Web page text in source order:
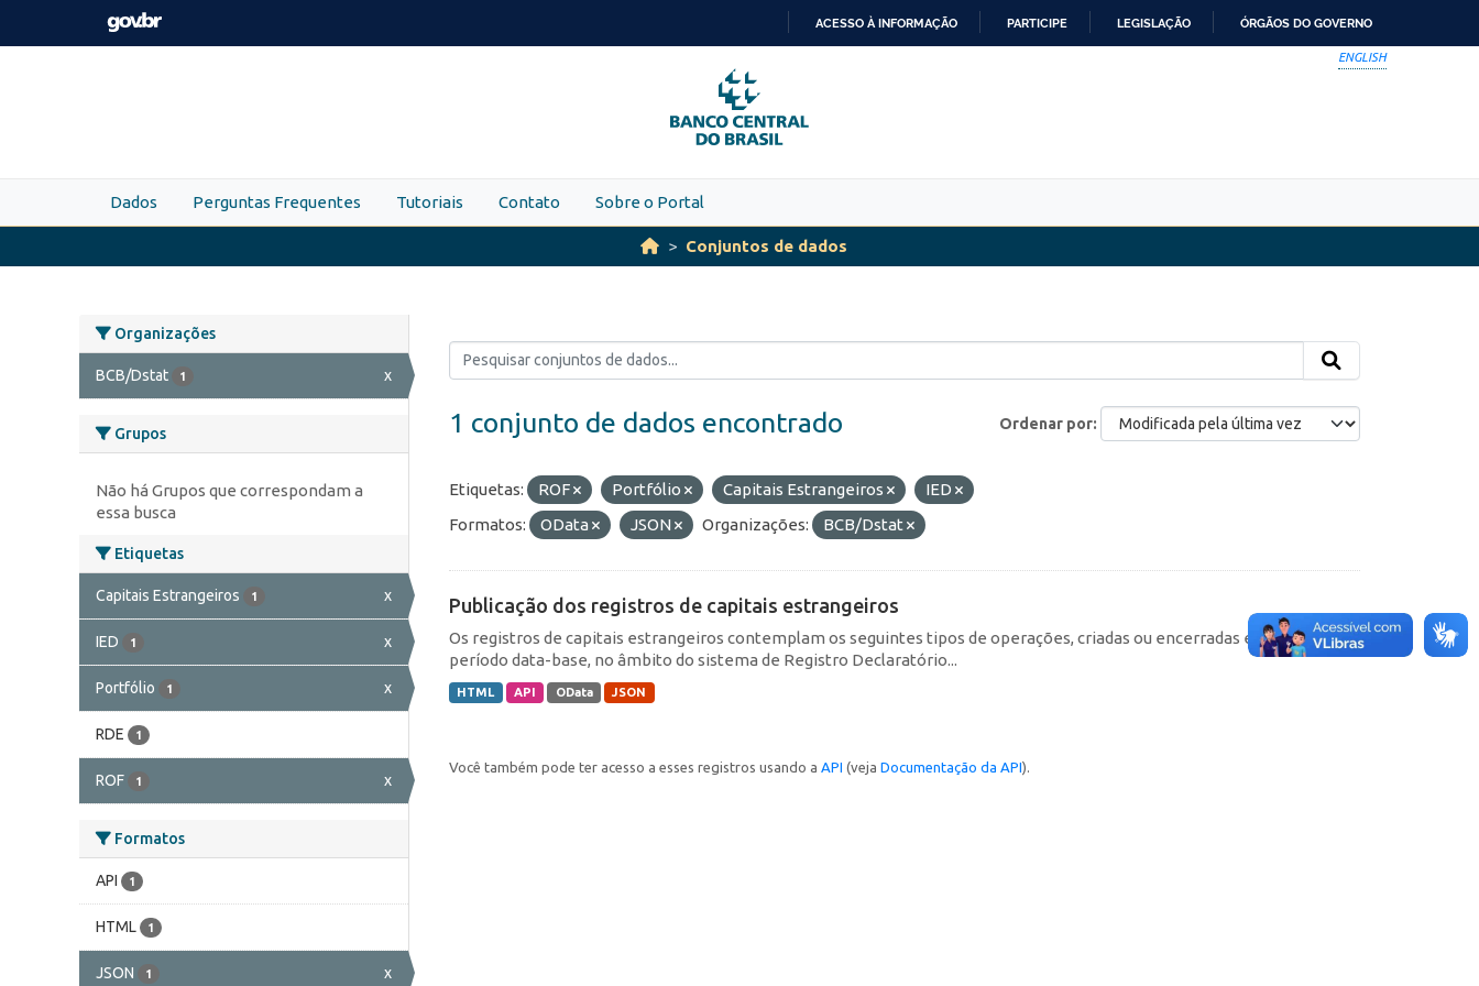
Skip to main content
PARA
O
CONTEÚDO
ACESSO À INFORMAÇÃO PARTICIPE LEGISLAÇÃO ÓRGÃOS DO GOVERNO
ENGLISH
Dados Perguntas Frequentes Tutoriais Contato Sobre o Portal
Conjuntos de dados
Organizações
BCB/Dstat 1 x
Grupos
Não há Grupos que correspondam a
essa busca
Etiquetas
Capitais Estrangeiros 1 x
IED 1 x
Portfólio 1 x
RDE 1
ROF 1 x
Formatos
API 1
HTML 1
JSON 1 x
Ordenar por
1 conjunto de dados encontrado
Etiquetas: ROF Portfólio Capitais Estrangeiros
IED
Formatos:
OData JSON Organizações: BCB/Dstat
Publicação dos registros de capitais estrangeiros
Os registros de capitais estrangeiros contemplam os seguintes tipos de operações, criadas ou encerradas em cada
período data-base, no âmbito do sistema de Registro Declaratório...
HTML API OData JSON
Você também pode ter acesso a esses registros usando a API (veja Documentação da API).